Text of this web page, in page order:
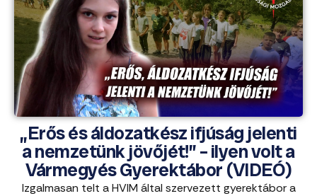
„Erős és áldozatkész ifjúság jelenti
a nemzetünk jövőjét!” – ilyen volt a
Vármegyés Gyerektábor (VIDEÓ)
Izgalmasan telt a HVIM által szervezett gyerektábor a